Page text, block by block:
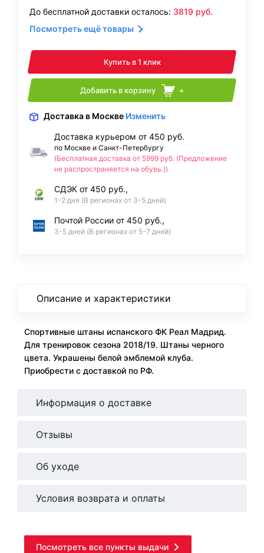
До бесплатной доставки осталось: 3819 руб.
Посмотреть ещё товары
Купить в 1 клик
Добавить в корзину +
Доставка в Москве Изменить
Доставка курьером от 450 руб.
по Москве и Санкт-Петербургу
(Бесплатная доставка от 5999 руб. (Предложение
не распространяется на обувь.))
СДЭК от 450 руб.,
1-2 дня (В регионах от 3-5 дней)
Почтой России от 450 руб.,
3-5 дней (В регионах от 5-7 дней)
Описание и характеристики
Спортивные штаны испанского ФК Реал Мадрид.
Для тренировок сезона 2018/19. Штаны черного
цвета. Украшены белой эмблемой клуба.
Приобрести с доставкой по РФ.
Информация о доставке
Отзывы
Об уходе
Условия возврата и оплаты
Посмотреть все пункты выдачи